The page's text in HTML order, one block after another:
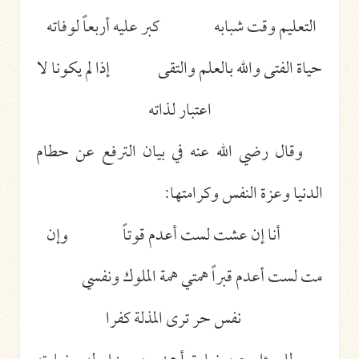
التعليم وقت شبابه كبر عليه أربعاً لوفاته
حياة الفتى والله بالعلم والتقى إذا لم يكونا لا
اعتبار لذاته
وقال رضي الله عنه في بيان الترفع عن حطام
الدنيا وعزة النفس وكرامتها:
أنا إن عشت لست أعدم قوتاً وإن
مت لست أعدم قبراً همتي همة الملوك ونفسي
نفس حر ترى المذلة كفرا